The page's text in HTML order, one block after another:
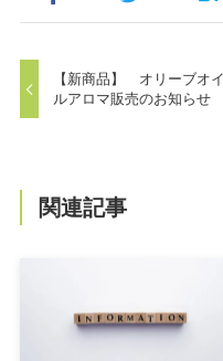
【新商品】 オリーブオイ
ルアロマ販売のお知らせ
関連記事